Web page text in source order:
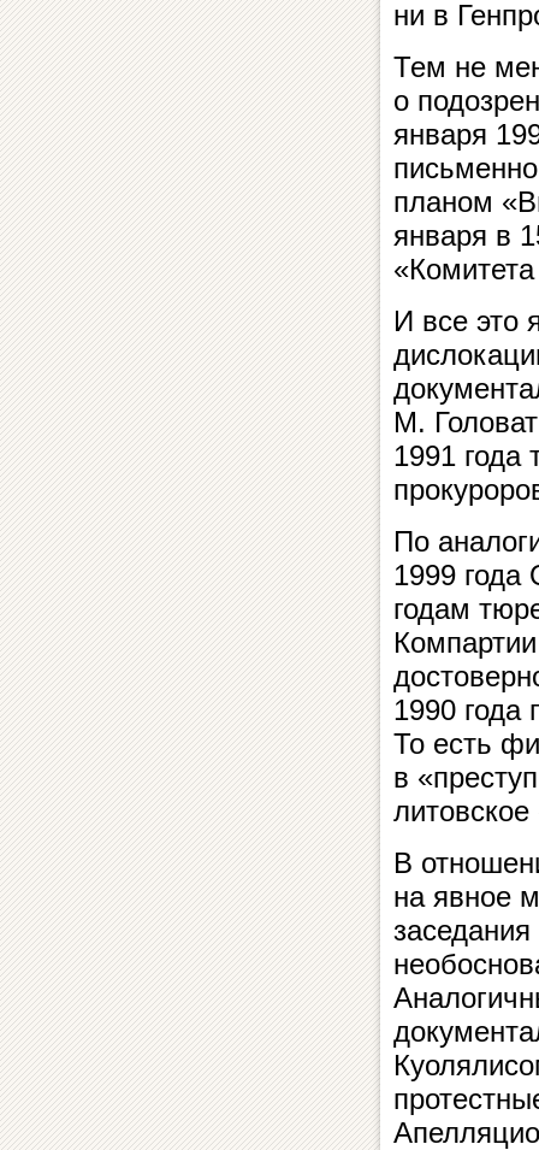
ни в
Тем не
о
января
планом
января в
И все это
М.
1991 года
По
1999 года
годам
1990 года
То есть
в
В
на явное